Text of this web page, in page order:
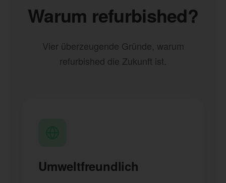
Warum refurbished?
Vier überzeugende Gründe, warum
refurbished die Zukunft ist.
Umweltfreundlich